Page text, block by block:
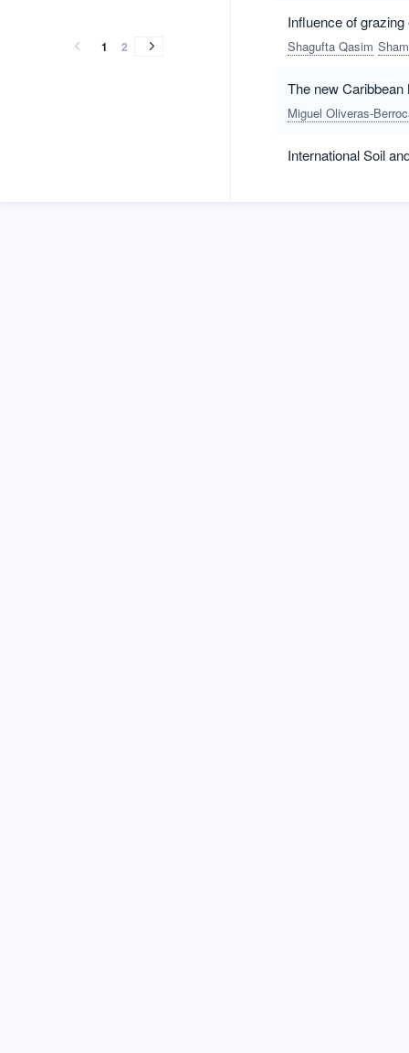
1 2
Influence of
Shagufta Qasim
The new
Miguel Oliveras-
International Soil